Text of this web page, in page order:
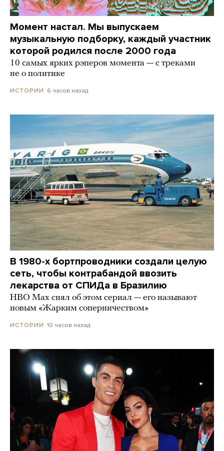
Момент настал. Мы выпускаем
музыкальную подборку, каждый участник
которой родился после 2000 года
10 самых ярких рэперов момента — с треками
не о политике
ИСТОРИИ 6 часов назад
В 1980-х бортпроводники создали целую
сеть, чтобы контрабандой ввозить
лекарства от СПИДа в Бразилию
HBO Max снял об этом сериал — его называют
новым «Жарким соперничеством»
ИСТОРИИ 10 часов назад